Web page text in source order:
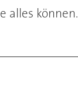
alles können.